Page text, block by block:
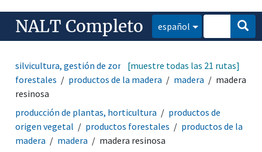
NALT Completo español
silvicultura, gestión de zonas silvestres
productos
forestales
productos de la madera madera
madera
resinosa
[muestre todas las 21 rutas]
producción de plantas, horticultura
productos de
origen vegetal
productos forestales
productos de la
madera
madera
madera resinosa